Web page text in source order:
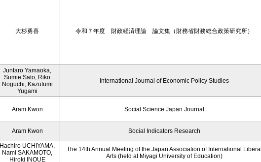
大杉勇喜 令和７年度 財政経済理論 論文集（財務省財務総合政策研究所）
Juntaro Yamaoka,
Sumie Sato, Riko
Noguchi, Kazufumi
Yugami
International Journal of Economic Policy Studies
Aram Kwon Social Science Japan Journal
Aram Kwon Social Indicators Research
Hachiro UCHIYAMA,
Nami SAKAMOTO,
Hiroki INOUE
The 14th Annual Meeting of the Japan Association of International Liberal
Arts (held at Miyagi University of Education)